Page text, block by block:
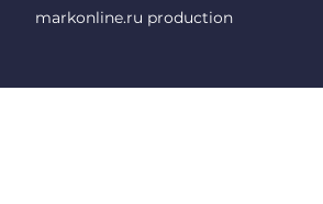
markonline.ru production